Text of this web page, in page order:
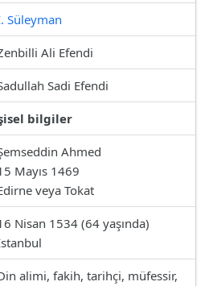
Süleyman
Ali Efendi
Sadi Efendi
bilgiler
Ahmed
Mayıs 1469
veya Tokat
Nisan 1534 (64 yaşında)
alimi, fakih, tarihçi, müfessir,